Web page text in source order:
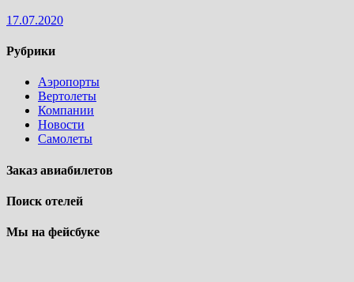
17.07.2020
Рубрики
Аэропорты
Вертолеты
Компании
Новости
Самолеты
Заказ авиабилетов
Поиск отелей
Мы на фейсбуке